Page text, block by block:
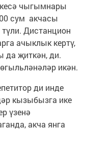
чыгымнары
сум акчасы
Дистанцион
ачыклык кертү,
да җиткән, ди.
икән.
ди инде
кызыбызга ике
үзенә
акча янга